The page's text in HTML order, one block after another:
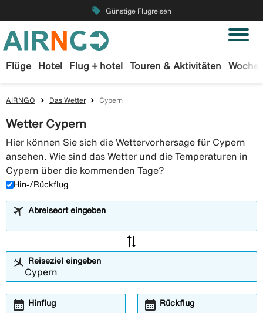
local_offer Günstige Flugreisen
Flüge Hotel Flug + hotel Touren & Aktivitäten
AIRNGO Das Wetter Cypern
Wetter Cypern
Hier können Sie sich die Wettervorhersage für Cypern
ansehen. Wie sind das Wetter und die Temperaturen in
Cypern über die kommenden Tage?
Hin-/Rückflug
Abreiseort eingeben
sync_alt
Reiseziel eingeben
Hinflug
calendar_month Rückflug
calendar_month